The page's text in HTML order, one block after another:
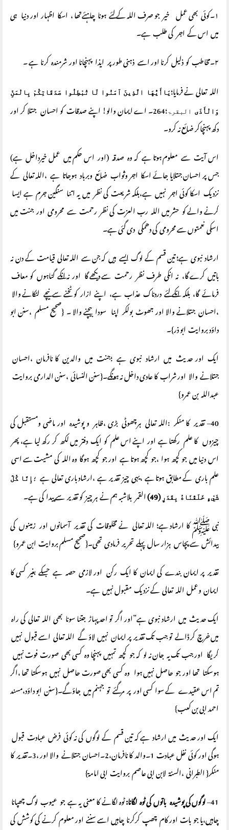
۱۔کوئی بھی عمل خیر جو صرف اللہ کے لئے ہونا چاہئےتھا ، اسکا اظہار اور دنیا ہی
میں اس کے اجر کی طلب ہے۔
۲۔مخاطب کو ذلیل کرنا اور اسے ذہنی طور پر ایذا پہنچانا اور شرمندہ کرنا ہے ۔
اللہ تعالی نے فرمایا؛يَاأَيُّهَا الَّذِينَ آمَنُوا لَا تُبْطِلُوا صَدَقَاتِكُمْ بِالْمَنِّ
وَالْأَذَى البقرۃ ؛264۔ اے ایمان والو! اپنے صدقات کو احسان جتلا کر اور
دکھ پہنچاکر ضائع نہ کرو۔
اس آیت سے معلوم ہوتا ہے کہ وہ صدقہ (اور اس حکم میں عمل خیرداخل ہے)
جس پر احسان جتلایا جائے اسکا اجر وثواب ضائع وبرباد ہوجاتا ہے ،اللہ تعالی کے
نزدیک اسکا کوئی اجر نہیں ہے،بلکہ شریعت کی نظر میں یہ اتنا سنگین جرم ہے ایسا
کرنے والے کو حشر میں اللہ رب العزت کی نظر رحمت سے محرومی اور جنت میں
اسکی نعمتوں سے محرومی کی دھمکی دی گئی ہے۔
ارشاد نبوی ہے؛ تین قسم کے لوگ ایسے ہیں کہ جن سے اللہ تعالی قیامت کے دن نہ
باتیں کرے گا، نہ انکی طرف نظر رحمت سے دیکھے گا اور نہ انکے گناہوں کو معاف
فرمائے گا، بلکہ انکے لئے دردناک عذاب ہے، اپنے ازار کو ٹخنے سے نیچے لٹکانے والا
،احسان جتلانے والا اور جھوٹ بولکر اپنا سودا بیچنے والا ۔ {صحیح مسلم ،سنن ابو
داؤد بروایت ابو ذر}۔
ایک اور حدیث میں ارشاد نبوی ہے ؛جنت میں والدین کا نافرمان ،احسان
جتلانے والا اور شراب کا عادی داخل نہ ہونگے۔{سنن النسائی ،سنن الدارمی بروایت
عبداللہ بن عمرو}
40– تقدیر کا منکر :اللہ تعالی ہرچھوٹی بڑی ،ظاہر و پوشیدہ اور ماضی ومستقبل کی
چیزوں کا علم رکھتا ہے اور اپنے اس علم کو ایک دفتر میں لکھ کر رکھ لیا ہے، پھر
اس دنیا میں جو کچھ ہوا ،جو کچھ ہوتا ہے اور جو کچھ ہوگا وہ اللہ کی مشیت سے اسی
علم باری کے مطابق ہوتا ہے ،یہی چیز تقدیر ہے ،ارشاد باری تعالی ہے ؛ إِنَّا كُلَّ
شَيْءٍ خَلَقْنَاهُ بِقَدَرٍ (49) القمر بلاشبہ ہم نے ہر چیز کو تقدیر سے پیدا کی ہے۔
نبی ﷺ کا ارشاد ہے؛ اللہ تعالی نے مخلوقات کی تقدیر آسمانوں اور زمینوں کی
پیدائش سے پچاس ہزار سال پہلے تحریر فرمادی تھی۔{صحیح مسلم بروایت ابن عمرو}
تقدیر پر ایمان بندے کی ایمان کا ایک رکن اور لازمی حصہ ہے جسکے بغیر کسی کا
ایمان وعمل اللہ تعالی کے نزدیک مقبول نہیں ہے۔
ایک حدیث میں ارشاد نبوی ہے”اور اگر تو احد پہاڑ جتنا سونا بھی اللہ تعالی کی راہ
میں خرچ کر ڈالے تو جب تک تقدیر پر ایمان نہیں لاؤ گے اللہ تعالی اسے قبول نہیں
کریگا اور جب تک یہ جان نہ لو کہ جو کچھ تمہیں پہنچا وہ کسی بھی صورت فوت نہیں
ہوسکتا تھا اور جو حاصل نہیں ہوا وہ کسی بھی صورت حاصل نہیں ہوسکتا تھا ،اگر
تم اس عقیدے کے سوا کسی اور پر مر گئے تو جہنم میں جاؤگے۔{سنن ابو داؤد،مسند
احمد ابی بن کعب}
ایک اور حدیث میں ارشاد ہے کہ تین قسم کے لوگوں کی نہ کوئی فرض عبادت قبول
ہوگی اور کوئی نفل عبادت 1۔والد کا نافرمان،2۔احسان جتلانے والا اور ،3۔تقدیر کا
منکر{ الطبرانی ،السنۃ لابن ابی عاصم بروایت ابی امامۃ}
41–لوگوں کی پوشیدہ باتوں کی ٹوہ لگانا:ٹوہ لگانے کا معنی یہ ہے جو عیوب لوگ چھپانا
چاہیں،یا جو بات اور کام چھپ کرکرنا چاہیں اسے سننے اور معلوم کرنے کی کوشش کی